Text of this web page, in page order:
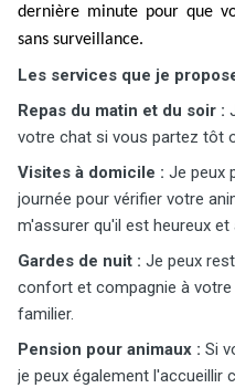
dernière minute pour que
sans surveillance.
Les services que je
Repas du matin et du soir :
votre chat si vous partez tôt
Visites à domicile : Je peux
journée pour vérifier votre
m'assurer qu'il est heureux et
Gardes de nuit : Je peux
confort et compagnie à
familier.
Pension pour animaux : Si
je peux également l'accueillir